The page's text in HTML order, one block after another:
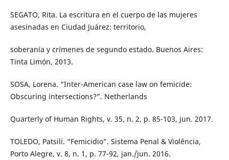
SEGATO, Rita. La escritura en el cuerpo de las mujeres
asesinadas en Ciudad Juárez: territorio,
soberanía y crímenes de segundo estado. Buenos Aires:
Tinta Limón, 2013.
SOSA, Lorena. “Inter-American case law on femicide:
Obscuring intersections?”. Netherlands
Quarterly of Human Rights, v. 35, n. 2, p. 85-103, jun. 2017.
TOLEDO, Patsili. “Femicidio”. Sistema Penal & Violência,
Porto Alegre, v. 8, n. 1, p. 77-92, jan./jun. 2016.